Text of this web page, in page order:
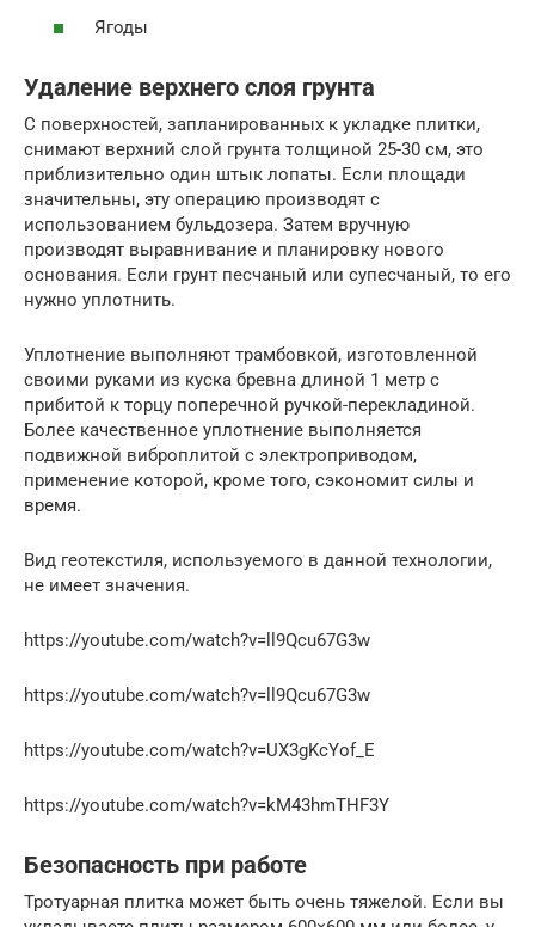
Ягоды
Удаление верхнего слоя грунта
С поверхностей, запланированных к укладке плитки,
снимают верхний слой грунта толщиной 25-30 см, это
приблизительно один штык лопаты. Если площади
значительны, эту операцию производят с
использованием бульдозера. Затем вручную
производят выравнивание и планировку нового
основания. Если грунт песчаный или супесчаный, то его
нужно уплотнить.
Уплотнение выполняют трамбовкой, изготовленной
своими руками из куска бревна длиной 1 метр с
прибитой к торцу поперечной ручкой-перекладиной.
Более качественное уплотнение выполняется
подвижной виброплитой с электроприводом,
применение которой, кроме того, сэкономит силы и
время.
Вид геотекстиля, используемого в данной технологии,
не имеет значения.
https://youtube.com/watch?v=ll9Qcu67G3w
https://youtube.com/watch?v=ll9Qcu67G3w
https://youtube.com/watch?v=UX3gKcYof_E
https://youtube.com/watch?v=kM43hmTHF3Y
Безопасность при работе
Тротуарная плитка может быть очень тяжелой. Если вы